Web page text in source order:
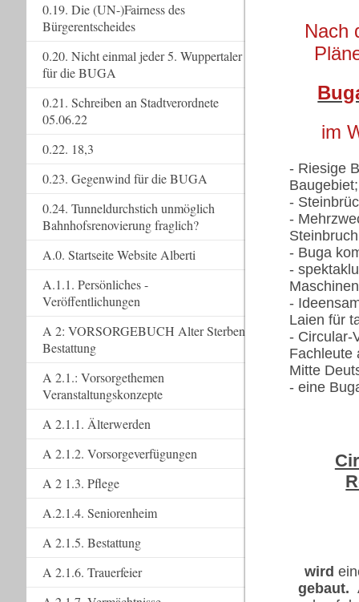
Nach
im
- Riesige
Baugebiet;
-
-
- Buga
-
-
Laien für
- Circular-
Fachleute
Mitte
- eine
wird
gebaut.
0.19. Die (UN-)Fairness des
Bürgerentscheides
0.20. Nicht einmal jeder 5. Wuppertaler
für die BUGA
0.21. Schreiben an Stadtverordnete
05.06.22
0.22. 18,3
0.23. Gegenwind für die BUGA
0.24. Tunneldurchstich unmöglich
Bahnhofsrenovierung fraglich?
A.0. Startseite Website Alberti
A.1.1. Persönliches -
Veröffentlichungen
A 2: VORSORGEBUCH Alter Sterben
Bestattung
A 2.1.: Vorsorgethemen
Veranstaltungskonzepte
A 2.1.1. Älterwerden
A 2.1.2. Vorsorgeverfügungen
A 2 1.3. Pflege
A.2.1.4. Seniorenheim
A 2.1.5. Bestattung
A 2.1.6. Trauerfeier